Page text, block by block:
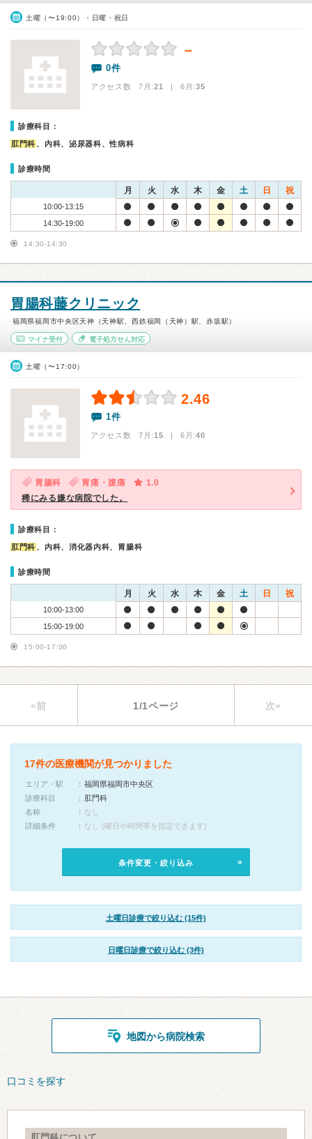
土曜（〜19:00）・日曜・祝日
－
0件
アクセス数 7月:21 | 6月:35
診療科目：
肛門科 、内科、泌尿器科、性病科
診療時間
月 火 水 木 金 土 日 祝
10:00-13:15
14:30-19:00
14:30-14:30
胃腸科藤クリニック
福岡県福岡市中央区天神（天神駅、西鉄福岡（天神）駅、赤坂駅）
マイナ受付 電子処方せん対応
土曜（〜17:00）
2.46
1件
アクセス数 7月:15 | 6月:40
胃腸科 胃痛・腹痛
1.0
稀にみる嫌な病院でした。
診療科目：
肛門科 、内科、消化器内科、胃腸科
診療時間
月 火 水 木 金 土 日 祝
10:00-13:00
15:00-19:00
15:00-17:00
«前 1/1ページ 次»
17件の医療機関が見つかりました
エリア・駅
福岡県福岡市中央区
診療科目
肛門科
名称
なし
詳細条件
なし (曜日や時間帯を指定できます)
条件変更・絞り込み
土曜日診療で絞り込む (15件)
日曜日診療で絞り込む (3件)
地図から病院検索
口コミを探す